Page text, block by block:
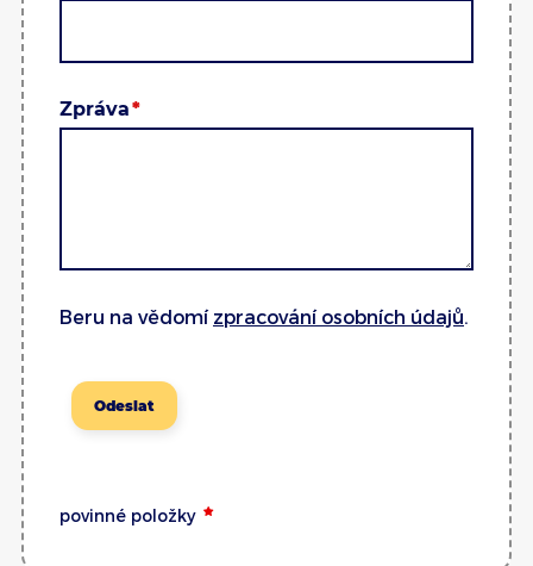
Zpráva
Beru na vědomí zpracování osobních údajů.
Odeslat
povinné položky